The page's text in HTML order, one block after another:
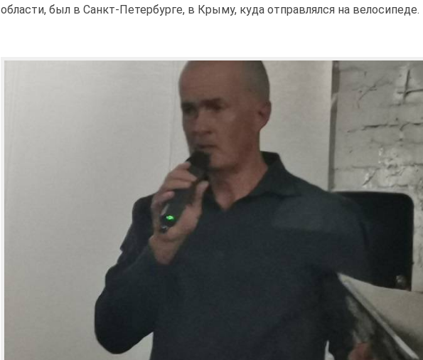
области, был в Санкт-Петербурге, в Крыму, куда отправлялся на велосипеде.